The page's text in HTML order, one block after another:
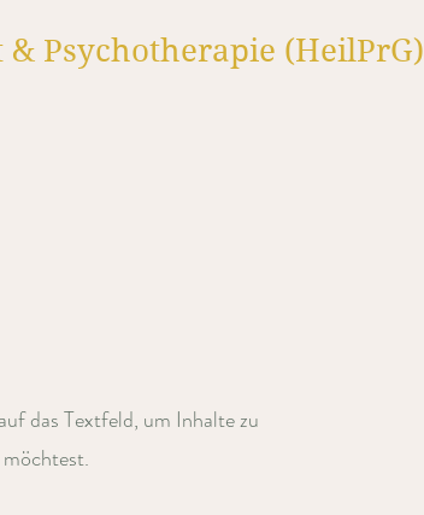
Psychotherapie (HeilPrG)
das Textfeld, um Inhalte zu